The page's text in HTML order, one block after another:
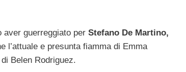
aver guerreggiato per Stefano De Martino,
l’attuale e presunta fiamma di Emma
Belen Rodriguez.